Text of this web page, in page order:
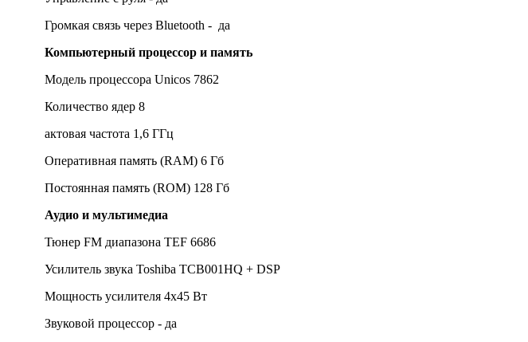
Громкая связь через Bluetooth - да
Компьютерный процессор и память
Модель процессора Unicos 7862
Количество ядер 8
актовая частота 1,6 ГГц
Оперативная память (RAM) 6 Гб
Постоянная память (ROM) 128 Гб
Аудио и мультимедиа
Тюнер FM диапазона TEF 6686
Усилитель звука Toshiba TCB001HQ + DSP
Мощность усилителя 4х45 Вт
Звуковой процессор - да